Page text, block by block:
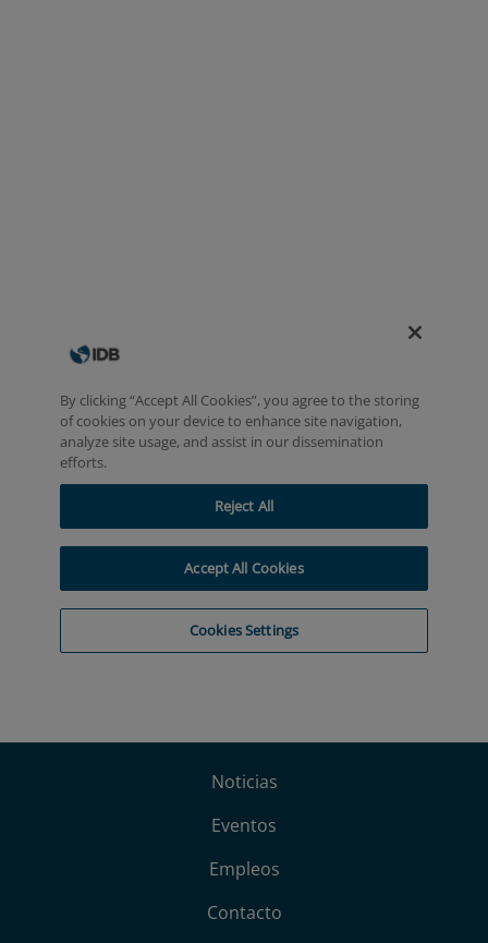
Noticias
Eventos
Empleos
Contacto